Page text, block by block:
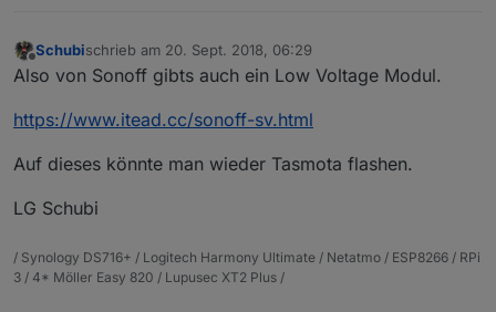
Schubischrieb am 20. Sept. 2018, 06:29
zuletzt editiert von
Also von Sonoff gibts auch ein Low Voltage Modul.
https://www.itead.cc/sonoff-sv.html
Auf dieses könnte man wieder Tasmota flashen.
LG Schubi
/ Synology DS716+ / Logitech Harmony Ultimate / Netatmo / ESP8266 / RPi
3 / 4* Möller Easy 820 / Lupusec XT2 Plus /